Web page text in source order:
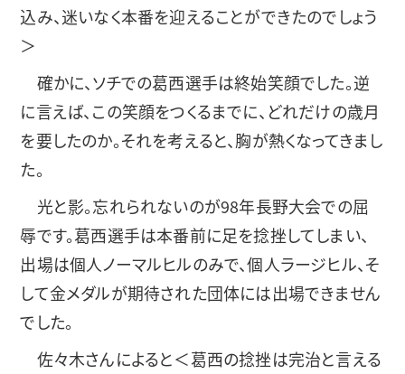
込み、迷いなく本番を迎えることができたのでしょう
＞
確かに、ソチでの葛西選手は終始笑顔でした。逆
に言えば、この笑顔をつくるまでに、どれだけの歳月
を要したのか。それを考えると、胸が熱くなってきまし
た。
光と影。忘れられないのが98年長野大会での屈
辱です。葛西選手は本番前に足を捻挫してしまい、
出場は個人ノーマルヒルのみで、個人ラージヒル、そ
して金メダルが期待された団体には出場できません
でした。
佐々木さんによると＜葛西の捻挫は完治と言える